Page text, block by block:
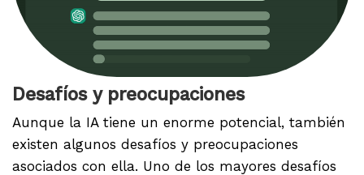
Desafíos y preocupaciones
Aunque la IA tiene un enorme potencial, también
existen algunos desafíos y preocupaciones
asociados con ella. Uno de los mayores desafíos